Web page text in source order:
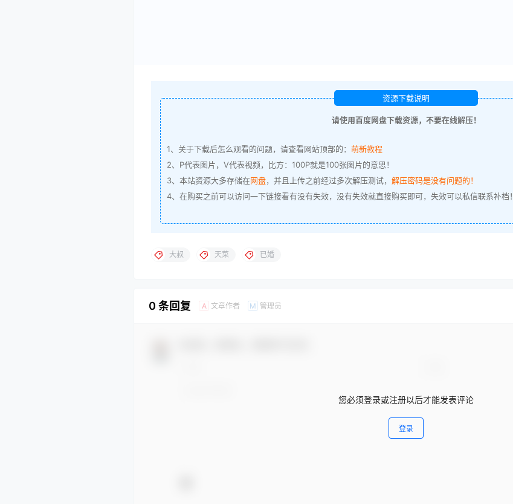
资源下载说明
请使用百度网盘下载资源，不要在线解压！
1、关于下载后怎么观看的问题，请查看网站顶部的： 萌新教程
2、P代表图片，V代表视频，比方：100P就是100张图片的意思！
3、本站资源大多存储在网盘，并且上传之前经过多次解压测试， 解压密码是没有问题的！
4、在购买之前可以访问一下链接看有没有失效，没有失效就直接购买即可，失效可以私信联系补档！
大叔 天菜 已婚
0 条回复 A 文章作者 M 管理员
您必须登录或注册以后才能发表评论
登录